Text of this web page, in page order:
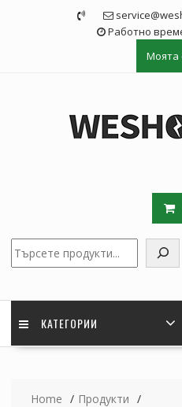
Работно
Моята
КАТЕГОРИИ
Home
Продукти